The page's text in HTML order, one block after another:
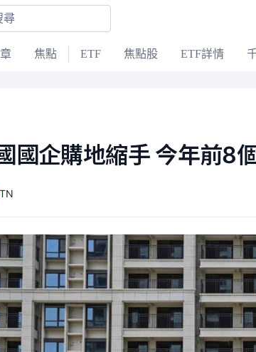
焦點 ETF 焦點股 ETF詳情
國企購地縮手 今年前8